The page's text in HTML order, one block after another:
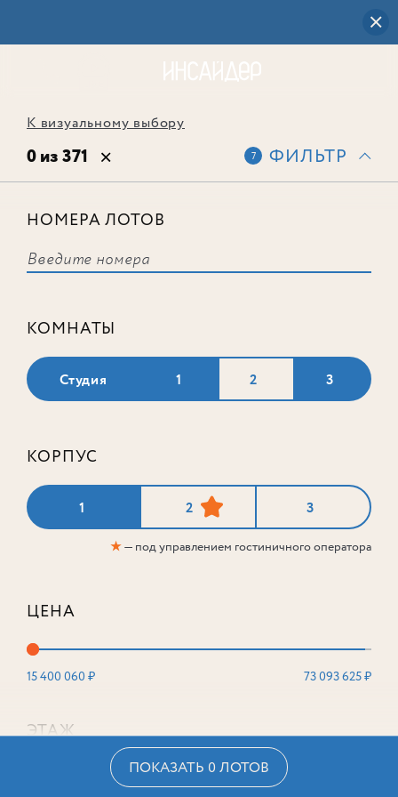
К визуальному выбору
0 из 371 7 ФИЛЬТР
НОМЕРА ЛОТОВ
КОМНАТЫ
Студия 1 2 3
КОРПУС
1 2 3
★— под управлением гостиничного оператора
ЦЕНА
15 400 060 ₽ 73 093 625 ₽
ЭТАЖ
ПОКАЗАТЬ 0 ЛОТОВ
соответствует ни одного лота